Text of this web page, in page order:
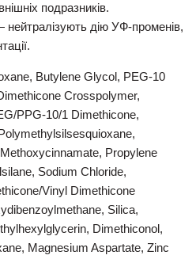
подразників.
нейтралізують дію УФ-променів,
Butylene Glycol, PEG-10
Crosspolymer,
PPG-10/1 Dimethicone,
Propylene
Sodium Chloride,
Vinyl Dimethicone
Silica,
Dimethiconol,
Magnesium Aspartate, Zinc